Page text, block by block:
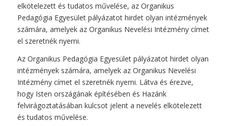
elkötelezett és tudatos művelése, az Organikus
Pedagógia Egyesület pályázatot hirdet olyan intézmények
számára, amelyek az Organikus Nevelési Intézmény címet
el szeretnék nyerni.
Az Organikus Pedagógia Egyesület pályázatot hirdet olyan
intézmények számára, amelyek az Organikus Nevelési
Intézmény címet el szeretnék nyerni. Látva és érezve,
hogy Isten országának építésében és Hazánk
felvirágoztatásában kulcsot jelent a nevelés elkötelezett
és tudatos művelése.